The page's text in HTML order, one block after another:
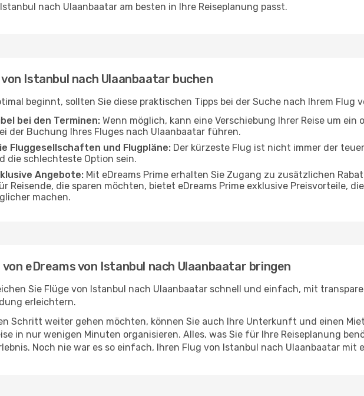
nach Ulaanbaatar am besten in Ihre Reiseplanung passt.
Istanbul nach Ulaanbaatar buchen
beginnt, sollten Sie diese praktischen Tipps bei der Suche nach Ihrem Flug
bei den Terminen: Wenn möglich, kann eine Verschiebung Ihrer Reise um ein
der Buchung Ihres Fluges nach Ulaanbaatar führen.
Fluggesellschaften und Flugpläne: Der kürzeste Flug ist nicht immer der
die schlechteste Option sein.
Angebote: Mit eDreams Prime erhalten Sie Zugang zu zusätzlichen
Reisende, die sparen möchten, bietet eDreams Prime exklusive Preisvorteile,
machen.
von eDreams von Istanbul nach Ulaanbaatar bringen
Sie Flüge von Istanbul nach Ulaanbaatar schnell und einfach, mit
erleichtern.
Schritt weiter gehen möchten, können Sie auch Ihre Unterkunft und einen
in nur wenigen Minuten organisieren. Alles, was Sie für Ihre Reiseplanung
Noch nie war es so einfach, Ihren Flug von Istanbul nach Ulaanbaatar mit